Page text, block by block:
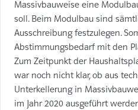
Massivbauweise eine
soll. Beim Modulbau sind
Ausschreibung festzulegen.
Abstimmungsbedarf mit den
Zum Zeitpunkt der
war noch nicht klar, ob aus
Unterkellerung in
im Jahr 2020 ausgeführt